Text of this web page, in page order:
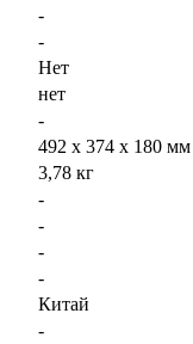
-
-
Нет
нет
-
492 х 374 х 180 мм
3,78 кг
-
-
-
-
Китай
-